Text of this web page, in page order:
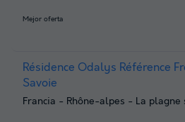
Mejor oferta
Résidence Odalys Référence
Savoie
Francia - Rhône-alpes - La plagne